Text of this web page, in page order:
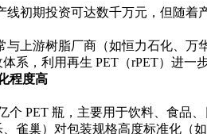
初期投资可达数千万元，但随着
上游树脂厂商（如恒力石化、万
，利用再生 PET（rPET）进一
程度高
PET 瓶，主要用于饮料、食品
、雀巢）对包装规格高度标准化（如